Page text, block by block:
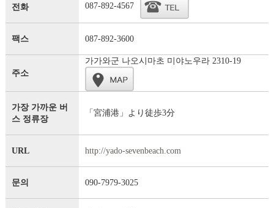
전화 087-892-4567
팩스 087-892-3600
주소
가가와군 나오시마초 미야노우라 2310-19
가장 가까운 버
스 정류장
「宮浦港」より徒歩3分
URL http://yado-sevenbeach.com
문의 090-7979-3025